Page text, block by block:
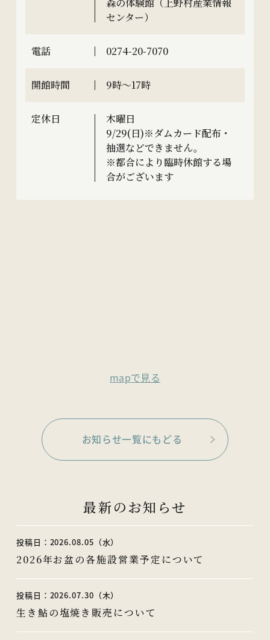
森の体験館（上野村産業情報
センター）
電話 0274-20-7070
開館時間 9時～17時
定休日
木曜日
9/29(日)※ダムカード配布・
抽選などできません。
※都合により臨時休館する場
合がございます
mapで見る
お知らせ一覧にもどる
最新のお知らせ
投稿日：2026.08.05（水）
2026年お盆の各施設営業予定について
投稿日：2026.07.30（木）
生き鮎の塩焼き販売について